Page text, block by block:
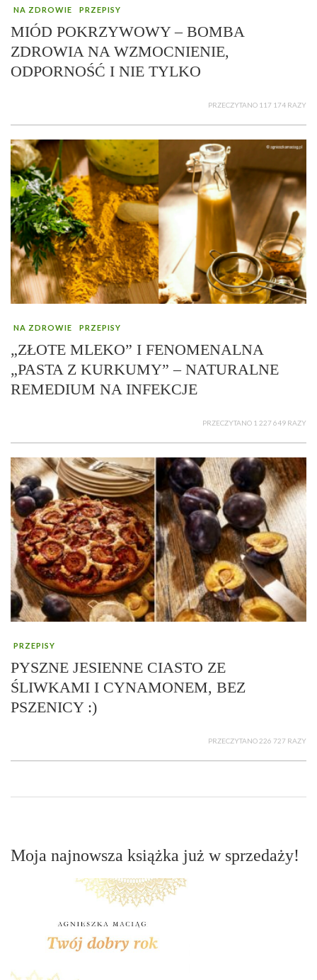
NA ZDROWIE PRZEPISY
MIÓD POKRZYWOWY – BOMBA
ZDROWIA NA WZMOCNIENIE,
ODPORNOŚĆ I NIE TYLKO
PRZECZYTANO 117 174 RAZY
NA ZDROWIE PRZEPISY
„ZŁOTE MLEKO” I FENOMENALNA
„PASTA Z KURKUMY” – NATURALNE
REMEDIUM NA INFEKCJE
PRZECZYTANO 1 227 649 RAZY
PRZEPISY
PYSZNE JESIENNE CIASTO ZE
ŚLIWKAMI I CYNAMONEM, BEZ
PSZENICY :)
PRZECZYTANO 226 727 RAZY
Moja najnowsza książka już w sprzedaży!